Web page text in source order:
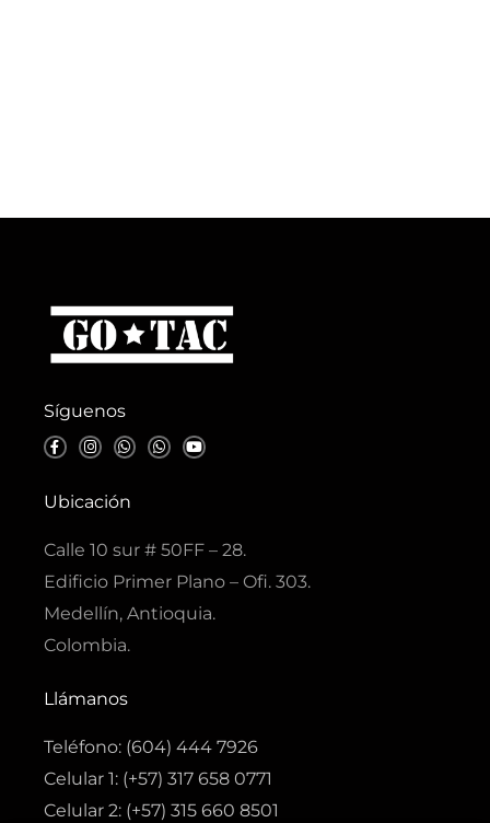
Síguenos
F
a
b
o
-
I
n
a
g
m
W
h
s
a
W
h
Y
o
Ubicación
Calle 10 sur # 50FF – 28.
Edificio Primer Plano – Ofi. 303.
Medellín, Antioquia.
Colombia.
Llámanos
Teléfono: (604) 444 7926
Celular 1: (+57) 317 658 0771
Celular 2: (+57) 315 660 8501